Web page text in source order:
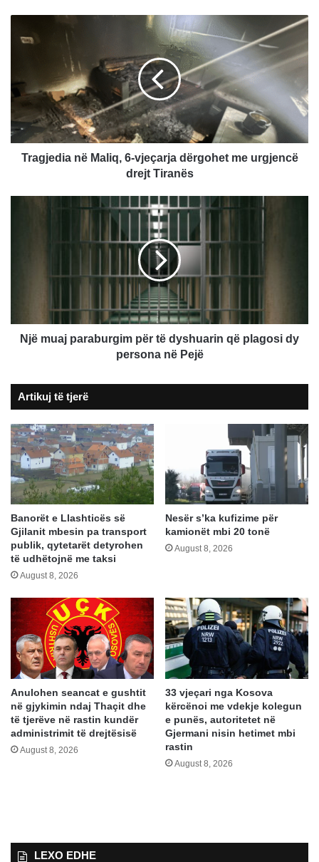
vjeçarja
dërgohet
urgjencë
drejt
Tiranës
Tragjedia në Maliq, 6-vjeçarja dërgohet me urgjencë
drejt Tiranës
dy
persona
Një muaj paraburgim për të dyshuarin që plagosi dy
persona në Pejë
Artikuj të tjerë
Banorët e Llashticës së
Gjilanit mbesin pa transport
publik, qytetarët detyrohen
të udhëtojnë me taksi
August 8, 2026
Nesër s’ka kufizime për
kamionët mbi 20 tonë
August 8, 2026
Anulohen seancat e gushtit
në gjykimin ndaj Thaçit dhe
të tjerëve në rastin kundër
administrimit të drejtësisë
August 8, 2026
33 vjeçari nga Kosova
kërcënoi me vdekje kolegun
e punës, autoritetet në
Gjermani nisin hetimet mbi
rastin
August 8, 2026
LEXO EDHE